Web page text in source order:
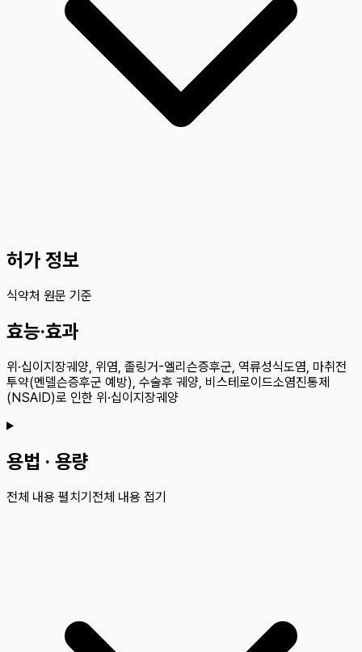
허가 정보
식약처 원문 기준
효능·효과
위·십이지장궤양, 위염, 졸링거-엘리슨증후군, 역류성식도염, 마취전
투약(멘델슨증후군 예방), 수술후 궤양, 비스테로이드소염진통제
(NSAID)로 인한 위·십이지장궤양
용법 · 용량
전체 내용 펼치기전체 내용 접기